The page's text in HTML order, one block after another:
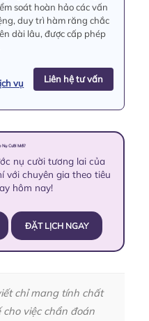
soát hoàn hảo các vấn
duy trì hàm răng chắc
dài lâu, được cấp phép
vụ Liên hệ tư vấn
Cười Mới?
nụ cười tương lai của
với chuyên gia theo tiêu
hôm nay!
ĐẶT LỊCH NGAY
chỉ mang tính chất
việc chẩn đoán